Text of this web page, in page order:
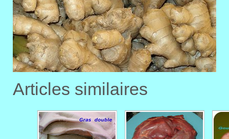
Articles similaires